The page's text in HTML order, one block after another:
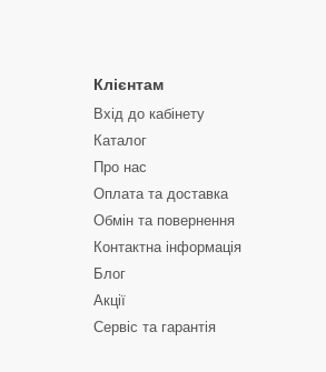
Клієнтам
Вхід до кабінету
Каталог
Про нас
Оплата та доставка
Обмін та повернення
Контактна інформація
Блог
Акції
Сервіс та гарантія